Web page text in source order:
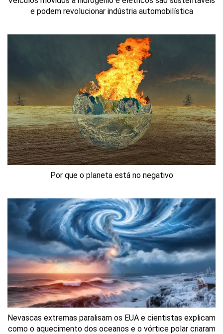
e podem revolucionar indústria automobilística
Por que o planeta está no negativo
Nevascas extremas paralisam os EUA e cientistas explicam
como o aquecimento dos oceanos e o vórtice polar criaram